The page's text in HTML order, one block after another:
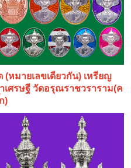
หมายเลขเดียวกัน) เหรียญ
ศรษฐี วัดอรุณราชวราราม(ค
)